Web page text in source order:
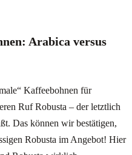
Arabica versus
Kaffeebohnen für
Ruf Robusta – der letztlich
Das können wir bestätigen,
Robusta im Angebot! Hier